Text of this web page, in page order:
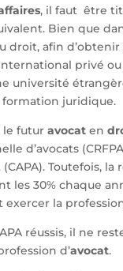
, il faut être
Bien que
afin d’obtenir
privé
université
juridique.
le futur avocat en
d’avocats
Toutefois, la
les 30% chaque
la
réussis, il ne
d’avocat.